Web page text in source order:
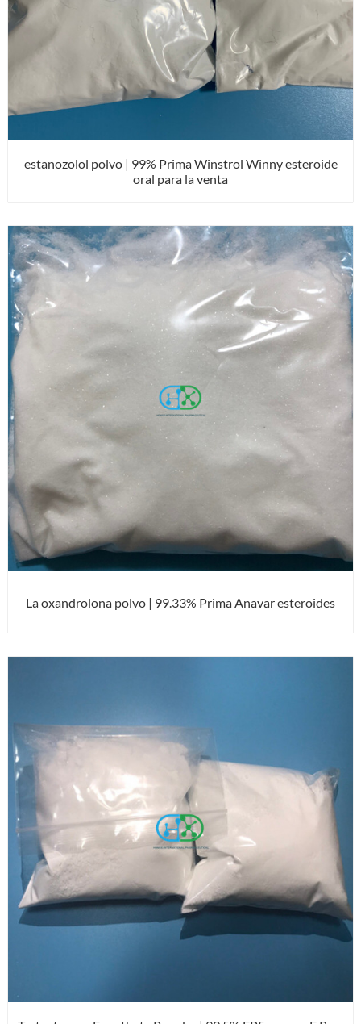
estanozolol polvo | 99% Prima Winstrol Winny esteroide
oral para la venta
La oxandrolona polvo | 99.33% Prima Anavar esteroides